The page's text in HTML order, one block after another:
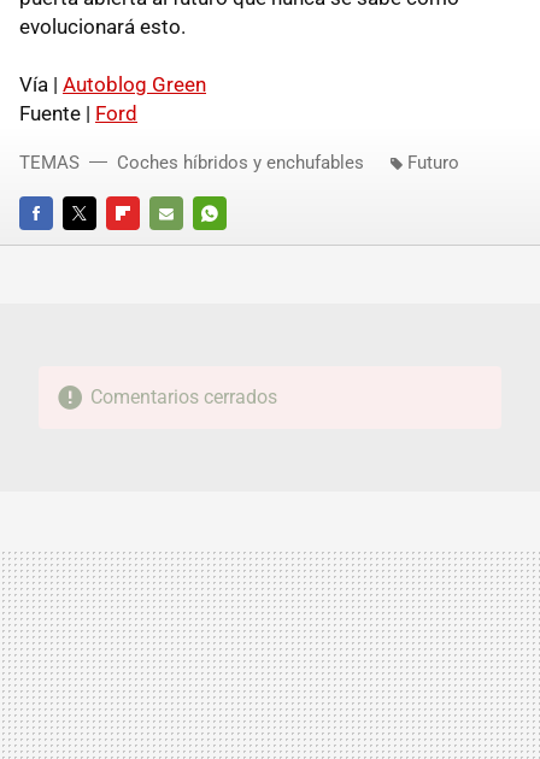
evolucionará esto.
Vía | Autoblog Green
Fuente | Ford
FACEBOOKTWITTERFLIPBOARD
E-
WHATSAPP
TEMAS Coches híbridos y enchufables Futuro
Comentarios cerrados